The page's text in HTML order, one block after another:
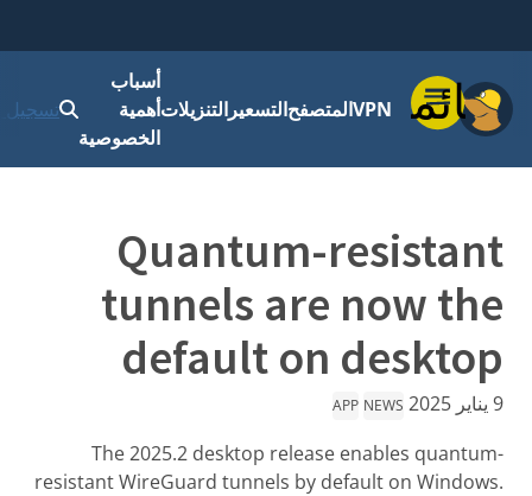
قائمةVPNالمتصفحالتسعيرالتنزيلات
أسباب
أهمية
الخصوصية
تسجيل
Quantum-resistant
tunnels are now the
default on desktop
9 يناير 2025 NEWS
APP
The 2025.2 desktop release enables quantum-
resistant WireGuard tunnels by default on Windows.